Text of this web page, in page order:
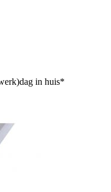
in huis*